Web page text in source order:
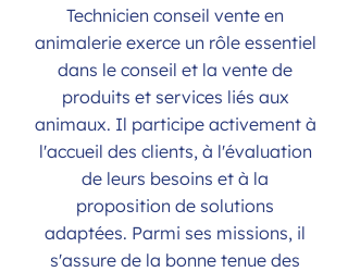
Technicien conseil vente en
animalerie exerce un rôle essentiel
dans le conseil et la vente de
produits et services liés aux
animaux. Il participe activement à
l'accueil des clients, à l'évaluation
de leurs besoins et à la
proposition de solutions
adaptées. Parmi ses missions, il
s'assure de la bonne tenue des